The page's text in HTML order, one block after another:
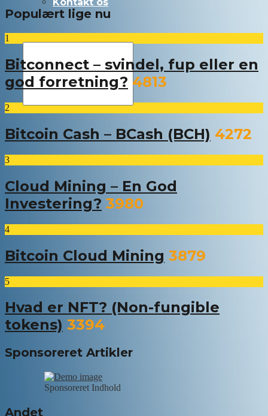
Populært lige nu
1
Bitconnect – svindel, fup eller en
god forretning? 4813
2
Bitcoin Cash – BCash (BCH) 4272
3
Cloud Mining – En God
Investering? 3980
4
Bitcoin Cloud Mining 3879
5
Hvad er NFT? (Non-fungible
tokens) 3394
Sponsoreret Artikler
Sponsoreret Indhold
Andet